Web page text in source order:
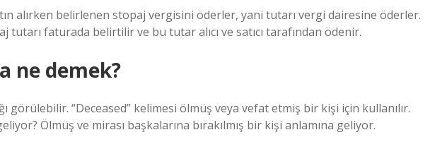
alırken belirlenen stopaj vergisini öderler, yani tutarı vergi dairesine öderler.
faturada belirtilir ve bu tutar alıcı ve satıcı tarafından ödenir.
ne demek?
görülebilir. “Deceased” kelimesi ölmüş veya vefat etmiş bir kişi için kullanılır.
Ölmüş ve mirası başkalarına bırakılmış bir kişi anlamına geliyor.